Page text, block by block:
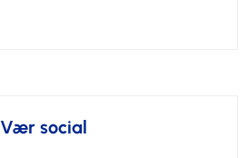
Vær social